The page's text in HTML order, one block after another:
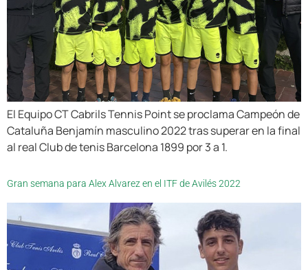
El Equipo CT Cabrils Tennis Point se proclama Campeón de
Cataluña Benjamín masculino 2022 tras superar en la final
al real Club de tenis Barcelona 1899 por 3 a 1.
Gran semana para Alex Alvarez en el ITF de Avilés 2022